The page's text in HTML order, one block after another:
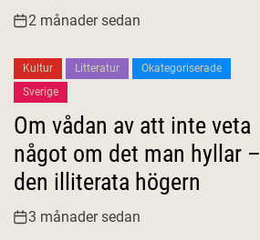
2 månader sedan
Kultur Litteratur
Okategoriserade
Sverige
Om vådan av att inte veta
något om det man hyllar –
den illiterata högern
3 månader sedan